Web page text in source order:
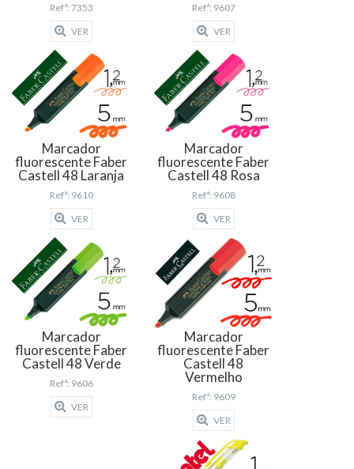
Refª: 7353
VER
Refª: 9607
VER
Marcador
fluorescente Faber
Castell 48 Laranja
Refª: 9610
VER
Marcador
fluorescente Faber
Castell 48 Rosa
Refª: 9608
VER
Marcador
fluorescente Faber
Castell 48 Verde
Refª: 9606
VER
Marcador
fluorescente Faber
Castell 48
Vermelho
Refª: 9609
VER